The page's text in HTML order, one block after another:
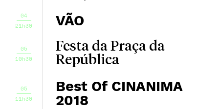
04
21h30
VÃO
05
10h30
Festa da Praça da
República
05
11h30
Best Of CINANIMA
2018